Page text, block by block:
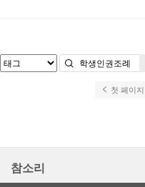
첫 페이지
참소리